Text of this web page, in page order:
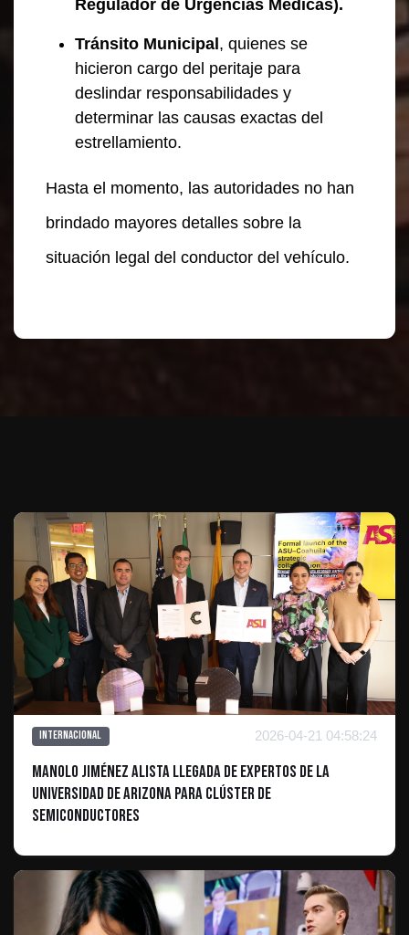
Regulador de Urgencias Médicas).
Tránsito Municipal , quienes se
hicieron cargo del peritaje para
deslindar responsabilidades y
determinar las causas exactas del
estrellamiento.
Hasta el momento, las autoridades no han
brindado mayores detalles sobre la
situación legal del conductor del vehículo.
Internacional 2026-04-21 04:58:24
Manolo Jiménez alista llegada de expertos de la
Universidad de Arizona para clúster de
semiconductores